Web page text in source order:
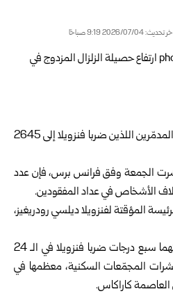
تحديث: 2026/07/04 9:19 صباحًا
ارتفعت حصيلة ضحايا الزلزالين المدمّرين اللذين ضربا فنزويلا إلى 2645
الجمعة وفق فرانس برس، فإن عدد
المؤقتة لفنزويلا ديلسي رودريغيز،
وكان زلزالان قويان تخطت شدتهما سبع درجات ضربا فنزويلا في الـ 24
المجمّعات السكنية، معظمها في
العاصمة كاراكاس.